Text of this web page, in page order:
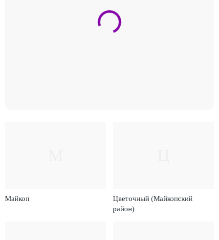
Майкоп
Цветочный (Майкопский
район)